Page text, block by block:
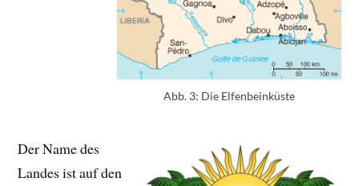
Abb. 3: Die Elfenbeinküste
Der Name des
Landes ist auf den